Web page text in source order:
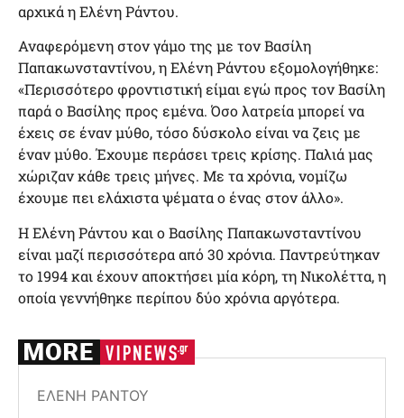
αρχικά η Ελένη Ράντου.
Αναφερόμενη στον γάμο της με τον Βασίλη
Παπακωνσταντίνου, η Ελένη Ράντου εξομολογήθηκε:
«Περισσότερο φροντιστική είμαι εγώ προς τον Βασίλη
παρά ο Βασίλης προς εμένα. Όσο λατρεία μπορεί να
έχεις σε έναν μύθο, τόσο δύσκολο είναι να ζεις με
έναν μύθο. Έχουμε περάσει τρεις κρίσης. Παλιά μας
χώριζαν κάθε τρεις μήνες. Με τα χρόνια, νομίζω
έχουμε πει ελάχιστα ψέματα ο ένας στον άλλο».
Η Ελένη Ράντου και ο Βασίλης Παπακωνσταντίνου
είναι μαζί περισσότερα από 30 χρόνια. Παντρεύτηκαν
το 1994 και έχουν αποκτήσει μία κόρη, τη Νικολέττα, η
οποία γεννήθηκε περίπου δύο χρόνια αργότερα.
EΛΈΝΗ ΡΆΝΤΟΥ